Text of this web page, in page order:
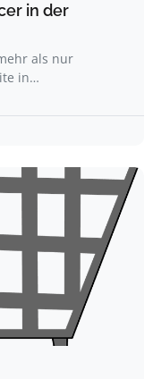
in der
als nur
in…